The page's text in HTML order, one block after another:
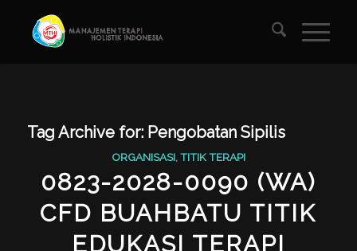
Tag Archive for: Pengobatan Sipilis
ORGANISASI, TITIK TERAPI
0823-2028-0090 (WA)
CFD BUAHBATU TITIK
EDUKASI TERAPI